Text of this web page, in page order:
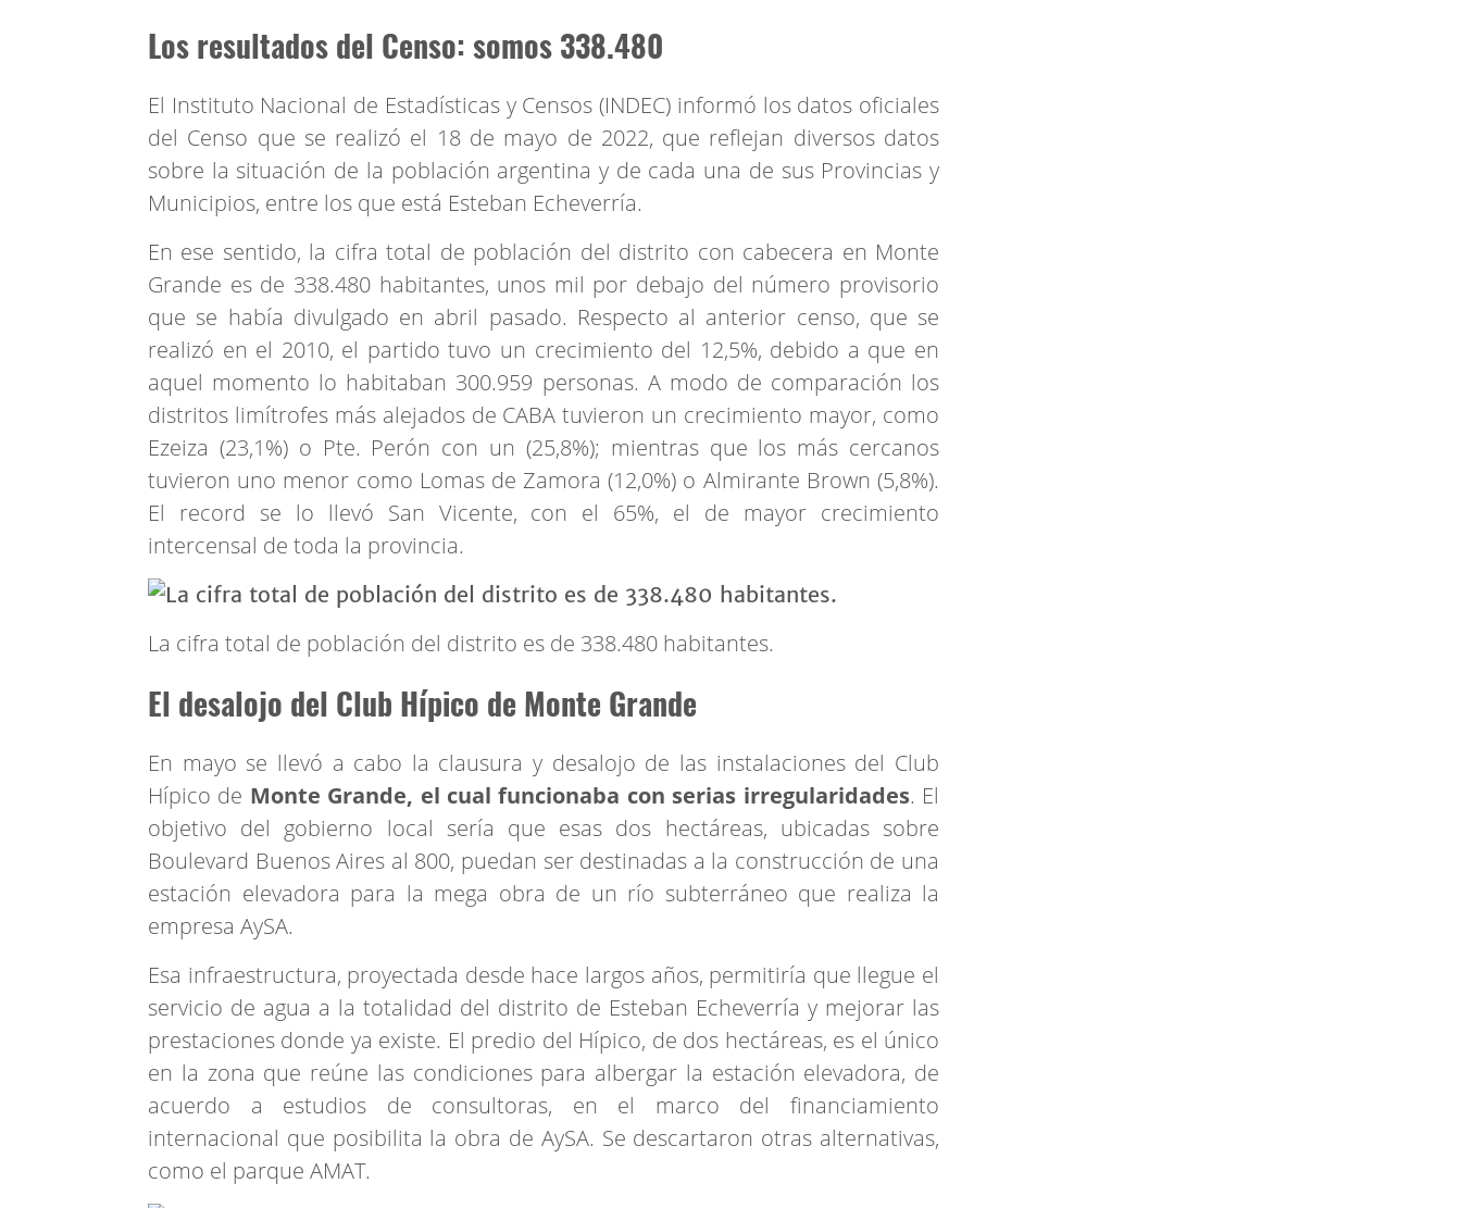
Los resultados del Censo: somos 338.480
El Instituto Nacional de Estadísticas y Censos (INDEC) informó los datos oficiales
del Censo que se realizó el 18 de mayo de 2022, que reflejan diversos datos
sobre la situación de la población argentina y de cada una de sus Provincias y
Municipios, entre los que está Esteban Echeverría.
En ese sentido, la cifra total de población del distrito con cabecera en Monte
Grande es de 338.480 habitantes, unos mil por debajo del número provisorio
que se había divulgado en abril pasado. Respecto al anterior censo, que se
realizó en el 2010, el partido tuvo un crecimiento del 12,5%, debido a que en
aquel momento lo habitaban 300.959 personas. A modo de comparación los
distritos limítrofes más alejados de CABA tuvieron un crecimiento mayor, como
Ezeiza (23,1%) o Pte. Perón con un (25,8%); mientras que los más cercanos
tuvieron uno menor como Lomas de Zamora (12,0%) o Almirante Brown (5,8%).
El record se lo llevó San Vicente, con el 65%, el de mayor crecimiento
intercensal de toda la provincia.
La cifra total de población del distrito es de 338.480 habitantes.
El desalojo del Club Hípico de Monte Grande
En mayo se llevó a cabo la clausura y desalojo de las instalaciones del Club
Hípico de Monte Grande, el cual funcionaba con serias irregularidades. El
objetivo del gobierno local sería que esas dos hectáreas, ubicadas sobre
Boulevard Buenos Aires al 800, puedan ser destinadas a la construcción de una
estación elevadora para la mega obra de un río subterráneo que realiza la
empresa AySA.
Esa infraestructura, proyectada desde hace largos años, permitiría que llegue el
servicio de agua a la totalidad del distrito de Esteban Echeverría y mejorar las
prestaciones donde ya existe. El predio del Hípico, de dos hectáreas, es el único
en la zona que reúne las condiciones para albergar la estación elevadora, de
acuerdo a estudios de consultoras, en el marco del financiamiento
internacional que posibilita la obra de AySA. Se descartaron otras alternativas,
como el parque AMAT.